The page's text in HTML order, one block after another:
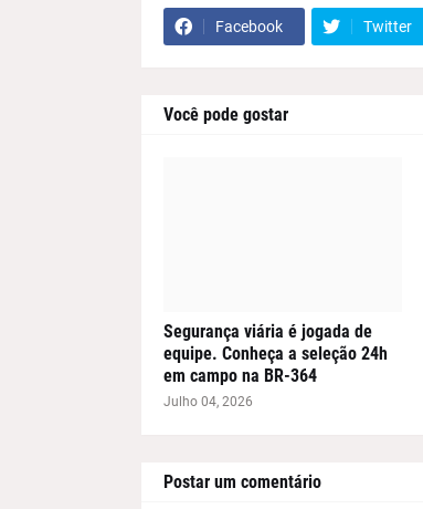
Facebook Twitter
Você pode gostar
Segurança viária é jogada de
equipe. Conheça a seleção 24h
em campo na BR-364
Julho 04, 2026
Postar um comentário